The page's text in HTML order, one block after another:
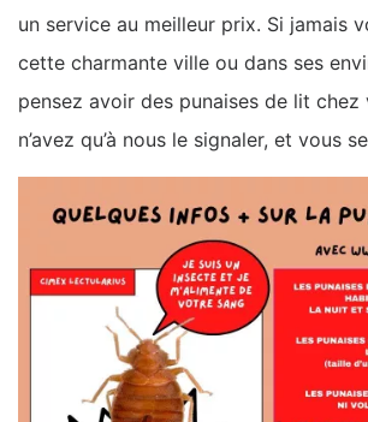
un service au meilleur prix. Si jamais
cette charmante ville ou dans ses
pensez avoir des punaises de lit chez
n’avez qu’à nous le signaler, et vous